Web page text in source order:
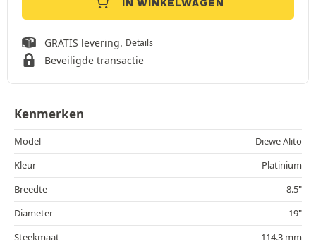
GRATIS levering. Details
Beveiligde transactie
Kenmerken
Model
Diewe Alito
Kleur
Platinium
Breedte
8.5"
Diameter
19"
Steekmaat
114.3 mm